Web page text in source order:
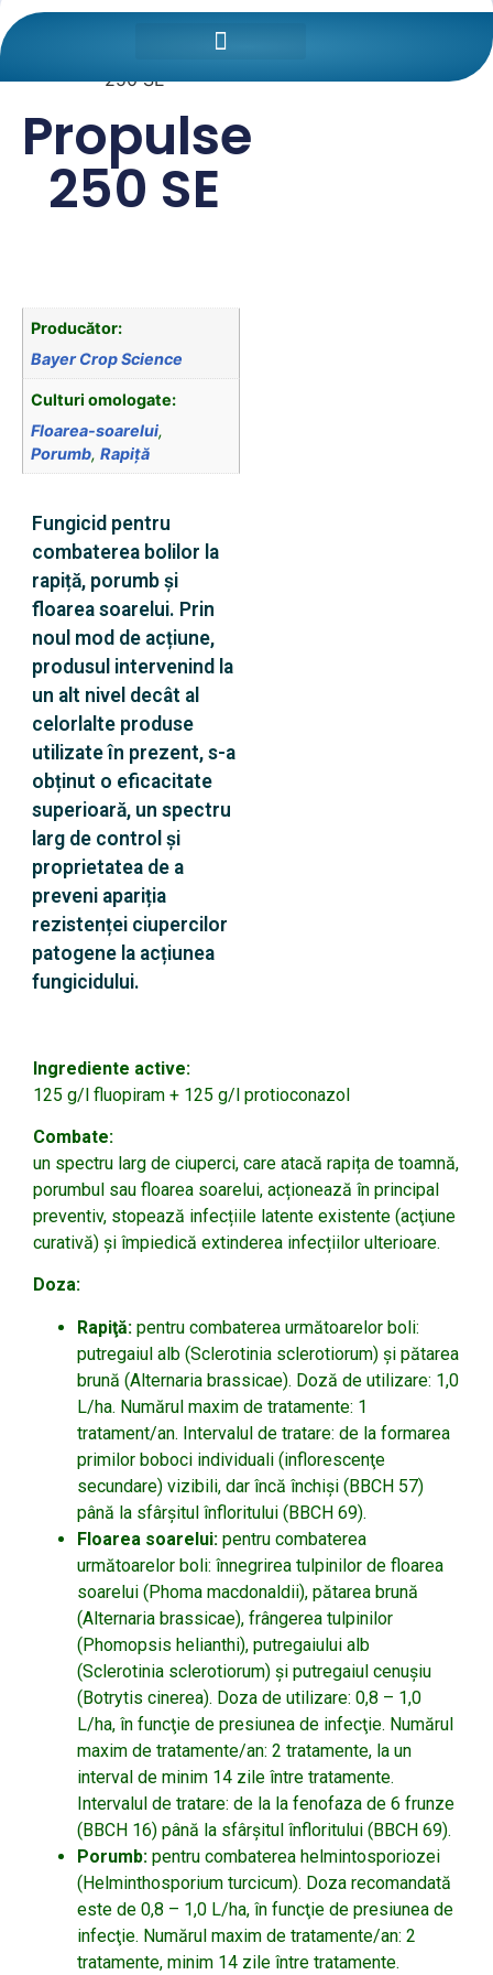
/ Propulse
250 SE
Propulse
250 SE
Producător:
Bayer Crop Science
Culturi omologate:
Floarea-soarelui,
Porumb,Rapiță
Fungicid pentru
combaterea bolilor la
rapiță, porumb și
floarea soarelui. Prin
noul mod de acțiune,
produsul intervenind la
un alt nivel decât al
celorlalte produse
utilizate în prezent, s-a
obținut o eficacitate
superioară, un spectru
larg de control și
proprietatea de a
preveni apariția
rezistenței ciupercilor
patogene la acțiunea
fungicidului.
Ingrediente active:
125 g/l fluopiram + 125 g/l protioconazol
Combate:
un spectru larg de ciuperci, care atacă rapița de toamnă,
porumbul sau floarea soarelui, acționează în principal
preventiv, stopează infecțiile latente existente (acţiune
curativă) și împiedică extinderea infecțiilor ulterioare.
Doza:
Rapiţă: pentru combaterea următoarelor boli:
putregaiul alb (Sclerotinia sclerotiorum) şi pătarea
brună (Alternaria brassicae). Doză de utilizare: 1,0
L/ha. Numărul maxim de tratamente: 1
tratament/an. Intervalul de tratare: de la formarea
primilor boboci individuali (inflorescenţe
secundare) vizibili, dar încă închişi (BBCH 57)
până la sfârşitul înfloritului (BBCH 69).
Floarea soarelui: pentru combaterea
următoarelor boli: înnegrirea tulpinilor de floarea
soarelui (Phoma macdonaldii), pătarea brună
(Alternaria brassicae), frângerea tulpinilor
(Phomopsis helianthi), putregaiului alb
(Sclerotinia sclerotiorum) şi putregaiul cenuşiu
(Botrytis cinerea). Doza de utilizare: 0,8 – 1,0
L/ha, în funcţie de presiunea de infecţie. Numărul
maxim de tratamente/an: 2 tratamente, la un
interval de minim 14 zile între tratamente.
Intervalul de tratare: de la la fenofaza de 6 frunze
(BBCH 16) până la sfârşitul înfloritului (BBCH 69).
Porumb: pentru combaterea helmintosporiozei
(Helminthosporium turcicum). Doza recomandată
este de 0,8 – 1,0 L/ha, în funcţie de presiunea de
infecţie. Numărul maxim de tratamente/an: 2
tratamente, minim 14 zile între tratamente.